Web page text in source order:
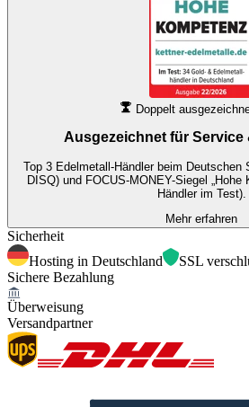
Doppelt
Ausgezeichnet für Service
Top 3 Edelmetall-Händler beim Deutschen
DISQ) und FOCUS-MONEY-Siegel „Hohe
Händler im Test).
Mehr erfahren
Sicherheit
Hosting in Deutschland
SSL
Sichere Bezahlung
Überweisung
Versandpartner